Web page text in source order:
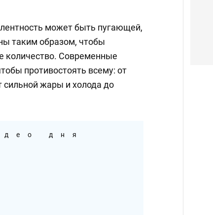
может быть пугающей,
таким образом, чтобы
количество. Современные
противостоять всему: от
сильной жары и холода до
дня